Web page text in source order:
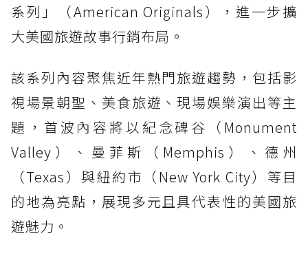
系列」（American Originals），進一步擴
大美國旅遊故事行銷布局。
該系列內容聚焦近年熱門旅遊趨勢，包括影
視場景朝聖、美食旅遊、現場娛樂演出等主
題，首波內容將以紀念碑谷（Monument
Valley）、曼菲斯（Memphis）、德州
（Texas）與紐約市（New York City）等目
的地為亮點，展現多元且具代表性的美國旅
遊魅力。